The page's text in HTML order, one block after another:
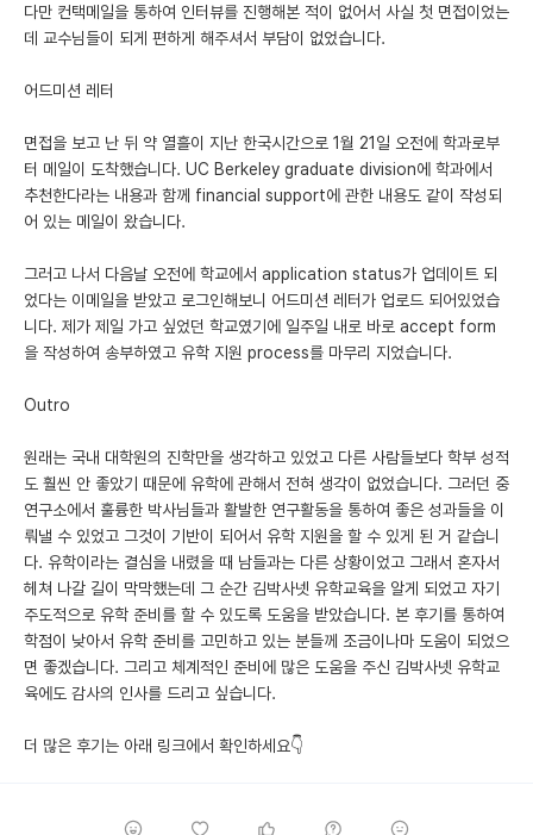
다만 컨택메일을 통하여 인터뷰를 진행해본 적이 없어서 사실 첫 면접이었는
데 교수님들이 되게 편하게 해주셔서 부담이 없었습니다.
어드미션 레터
면접을 보고 난 뒤 약 열흘이 지난 한국시간으로 1월 21일 오전에 학과로부
터 메일이 도착했습니다. UC Berkeley graduate division에 학과에서
추천한다라는 내용과 함께 financial support에 관한 내용도 같이 작성되
어 있는 메일이 왔습니다.
그러고 나서 다음날 오전에 학교에서 application status가 업데이트 되
었다는 이메일을 받았고 로그인해보니 어드미션 레터가 업로드 되어있었습
니다. 제가 제일 가고 싶었던 학교였기에 일주일 내로 바로 accept form
을 작성하여 송부하였고 유학 지원 process를 마무리 지었습니다.
Outro
원래는 국내 대학원의 진학만을 생각하고 있었고 다른 사람들보다 학부 성적
도 훨씬 안 좋았기 때문에 유학에 관해서 전혀 생각이 없었습니다. 그러던 중
연구소에서 훌륭한 박사님들과 활발한 연구활동을 통하여 좋은 성과들을 이
뤄낼 수 있었고 그것이 기반이 되어서 유학 지원을 할 수 있게 된 거 같습니
다. 유학이라는 결심을 내렸을 때 남들과는 다른 상황이었고 그래서 혼자서
헤쳐 나갈 길이 막막했는데 그 순간 김박사넷 유학교육을 알게 되었고 자기
주도적으로 유학 준비를 할 수 있도록 도움을 받았습니다. 본 후기를 통하여
학점이 낮아서 유학 준비를 고민하고 있는 분들께 조금이나마 도움이 되었으
면 좋겠습니다. 그리고 체계적인 준비에 많은 도움을 주신 김박사넷 유학교
육에도 감사의 인사를 드리고 싶습니다.
더 많은 후기는 아래 링크에서 확인하세요👇